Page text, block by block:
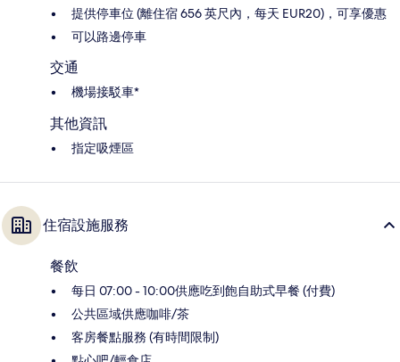
提供停車位 (離住宿 656 英尺內，每天 EUR20)，可享優惠
可以路邊停車
交通
機場接駁車*
其他資訊
指定吸煙區
住宿設施服務
餐飲
每日 07:00 - 10:00供應吃到飽自助式早餐 (付費)
公共區域供應咖啡/茶
客房餐點服務 (有時間限制)